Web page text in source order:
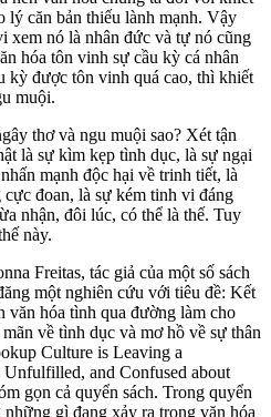
lý căn bản thiếu lành mạnh. Vậy
xem nó là nhân đức và tự nó cũng
hóa tôn vinh sự cầu kỳ cá nhân
kỳ được tôn vinh quá cao, thì khiết
muội.
thơ và ngu muội sao? Xét tận
là sự kìm kẹp tình dục, là sự ngại
mạnh độc hại về trinh tiết, là
đoan, là sự kém tinh vi đáng
nhận, đôi lúc, có thể là thế. Tuy
này.
Freitas, tác giả của một số sách
một nghiên cứu với tiêu đề: Kết
văn hóa tình qua đường làm cho
về tình dục và mơ hồ về sự thân
Culture is Leaving a
and Confused about
gọn cả quyển sách. Trong quyển
gì đang xảy ra trong văn hóa